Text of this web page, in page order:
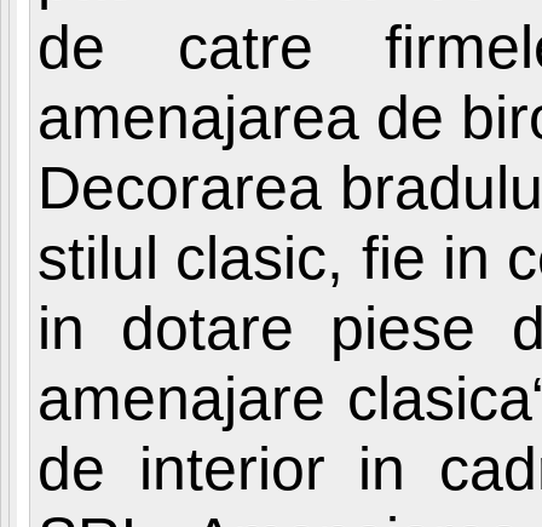
de catre
amenajarea de
Decorarea
stilul clasic, fie in
in dotare piese
amenajare
de interior in